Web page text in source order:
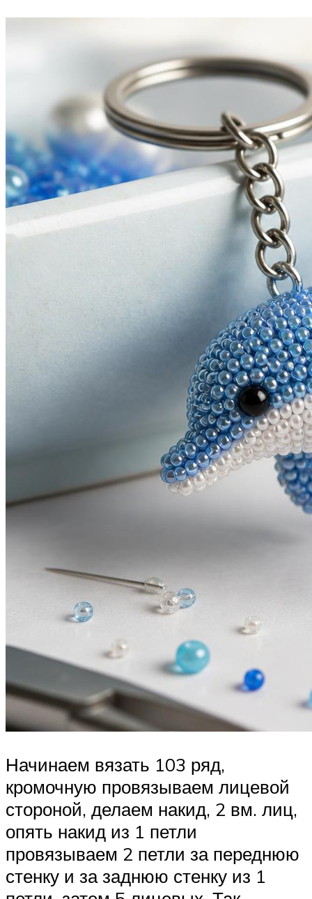
Начинаем вязать 103 ряд,
кромочную провязываем лицевой
стороной, делаем накид, 2 вм. лиц,
опять накид из 1 петли
провязываем 2 петли за переднюю
стенку и за заднюю стенку из 1